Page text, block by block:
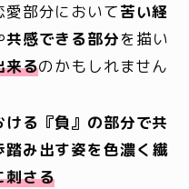
部分において苦い経
共感できる部分を描い
来るのかもしれません
ける『負』の部分で共
踏み出す姿を色濃く繊
刺さる